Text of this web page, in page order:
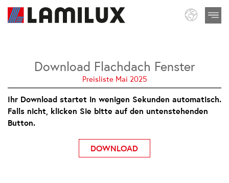
Download Flachdach Fenster
Preisliste Mai 2025
Ihr Download startet in wenigen Sekunden automatisch.
Falls nicht, klicken Sie bitte auf den untenstehenden
Button.
DOWNLOAD